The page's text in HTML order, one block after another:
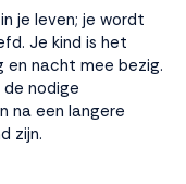
je leven; je wordt
Je kind is het
en nacht mee bezig.
nodige
na een langere
zijn.